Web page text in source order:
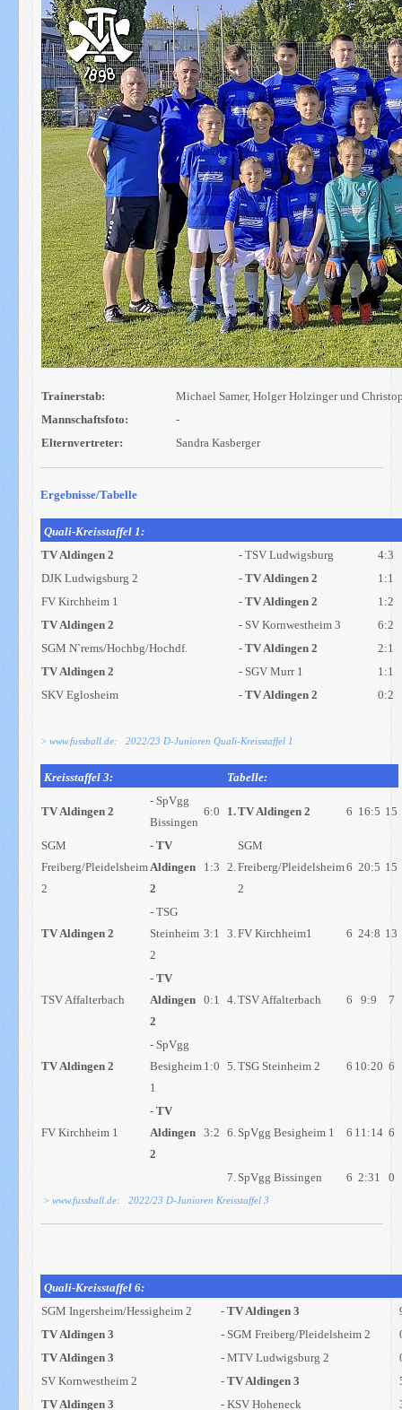
Trainerstab:
Michael Samer, Holger Holzinger und
Mannschaftsfoto:
-
Elternvertreter:
Sandra Kasberger
Ergebnisse/Tabelle
Quali-Kreisstaffel 1:
TV Aldingen 2
- TSV Ludwigsburg
4:3
DJK Ludwigsburg 2
-TV Aldingen 2
1:1
FV Kirchheim 1
-TV Aldingen 2
1:2
TV Aldingen 2
- SV Kornwestheim 3
6:2
SGM N`rems/Hochbg/Hochdf.
-TV Aldingen 2
2:1
TV Aldingen 2
- SGV Murr 1
1:1
SKV Eglosheim
-TV Aldingen 2 0:2
> www.fussball.de: 2022/23 D-Junioren Quali-Kreisstaffel 1
Kreisstaffel 3: Tabelle:
TV Aldingen 2
- SpVgg
Bissingen
6:0 1.TV Aldingen 2 6 16:5 15
SGM
Freiberg/Pleidelsheim
2
-TV
Aldingen
2
1:3 2.
SGM
Freiberg/Pleidelsheim
2
6 20:5 15
TV Aldingen 2
- TSG
Steinheim
2
3:1 3. FV Kirchheim1 6 24:8 13
TSV Affalterbach
-TV
Aldingen
2
0:1 4. TSV Affalterbach 6 9:9 7
TV Aldingen 2
- SpVgg
Besigheim
1
1:0 5. TSG Steinheim 2 6 10:20 6
FV Kirchheim 1
-TV
Aldingen
2
3:2 6. SpVgg Besigheim 1 6 11:14 6
7. SpVgg Bissingen 6 2:31 0
> www.fussball.de: 2022/23 D-Junioren Kreisstaffel 3
Quali-Kreisstaffel 6:
SGM Ingersheim/Hessigheim 2
-TV Aldingen 3
TV Aldingen 3
- SGM Freiberg/Pleidelsheim 2
TV Aldingen 3
- MTV Ludwigsburg 2
SV Kornwestheim 2
-TV Aldingen 3
TV Aldingen 3
- KSV Hoheneck